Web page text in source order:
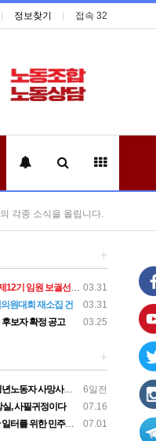
정보찾기 접속 32
각종 소식을 올립니다.
+
03.31
보궐선거결과 공고
03.31
원대회 재소집 건
03.25
보자 확정 공고
+
6일전
과 재발방지 대책 마련하라
07.16
실, 사필귀정이다
07.01
폭염감시단 선포 기자회견